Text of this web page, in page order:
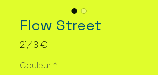
Flow Street
21,43 €
Couleur *